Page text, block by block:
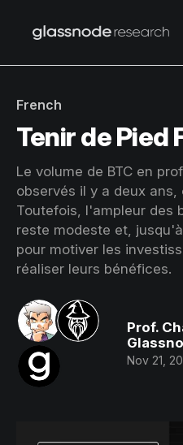
French
Tenir de Pied
Le volume de BTC en
observés il y a deux ans,
Toutefois, l'ampleur des
reste modeste et,
pour motiver les
réaliser leurs bénéfices.
Prof.
Nov 21,